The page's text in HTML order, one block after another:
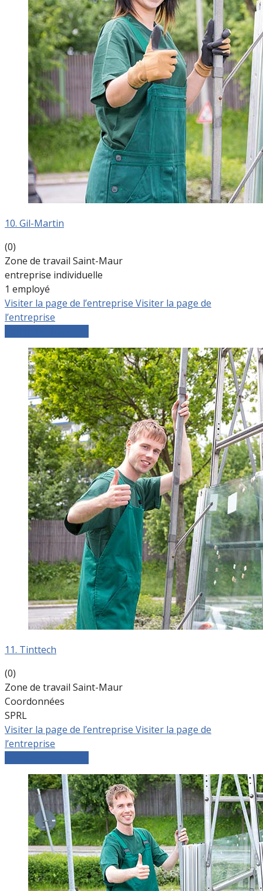
10. Gil-Martin
(0)
Zone de travail Saint-Maur
entreprise individuelle
1 employé
Visiter la page de l’entreprise Visiter la page de
l’entreprise
11. Tinttech
(0)
Zone de travail Saint-Maur
Coordonnées
SPRL
Visiter la page de l’entreprise Visiter la page de
l’entreprise